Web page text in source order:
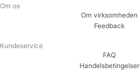
Om os
Om virksomheden
Feedback
Kundeservice
FAQ
Handelsbetingelser